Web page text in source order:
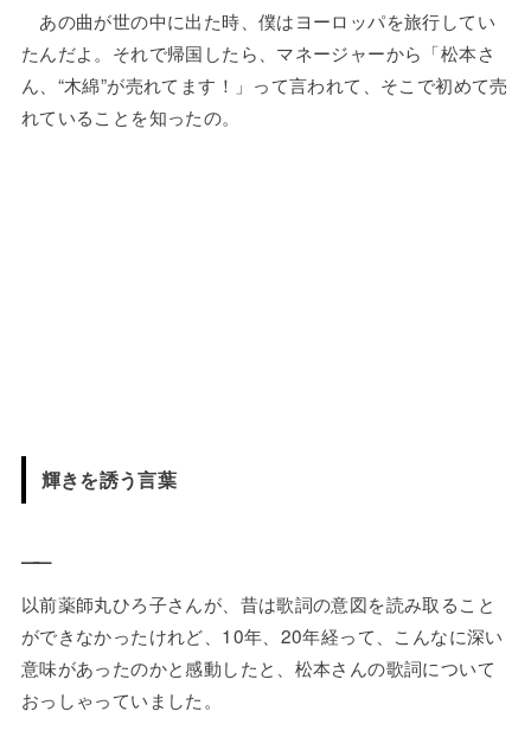
あの曲が世の中に出た時、僕はヨーロッパを旅行してい
たんだよ。それで帰国したら、マネージャーから「松本さ
ん、“木綿”が売れてます！」って言われて、そこで初めて売
れていることを知ったの。
輝きを誘う言葉
——
以前薬師丸ひろ子さんが、昔は歌詞の意図を読み取ること
ができなかったけれど、10年、20年経って、こんなに深い
意味があったのかと感動したと、松本さんの歌詞について
おっしゃっていました。